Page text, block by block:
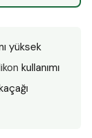
yüksek
kullanımı